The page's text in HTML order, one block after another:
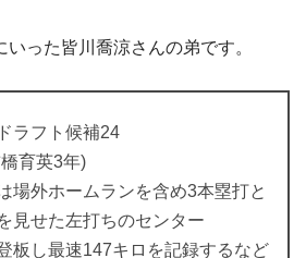
った皆川喬涼さんの弟です。
ラフト候補24
育英3年)
場外ホームランを含め3本塁打と
見せた左打ちのセンター
板し最速147キロを記録するなど